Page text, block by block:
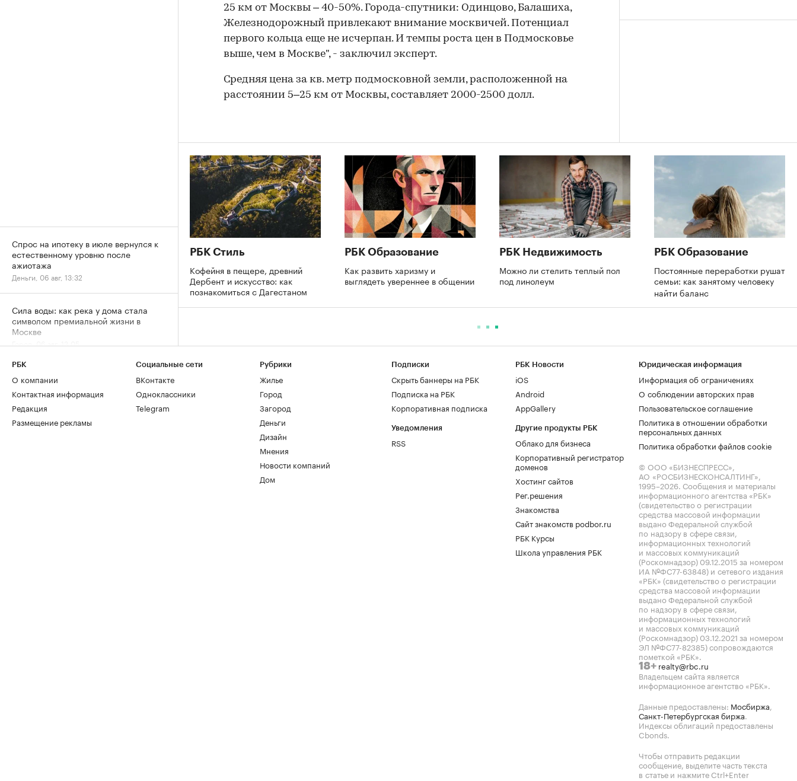
25 км от Москвы – 40-50%. Города-спутники: Одинцово, Балашиха,
Железнодорожный привлекают внимание москвичей. Потенциал
первого кольца еще не исчерпан. И темпы роста цен в Подмосковье
выше, чем в Москве", - заключил эксперт.
Средняя цена за кв. метр подмосковной земли, расположенной на
расстоянии 5–25 км от Москвы, составляет 2000-2500 долл.
РБК Стиль
Кофейня в пещере, древний
Дербент и искусство: как
познакомиться с Дагестаном
РБК Образование
Как развить харизму и
выглядеть увереннее в общении
РБК Недвижимость
Можно ли стелить теплый пол
под линолеум
РБК Образование
Постоянные переработки рушат
семьи: как занятому человеку
найти баланс
Спрос на ипотеку в июле вернулся к
естественному уровню после
ажиотажа
Деньги, 06 авг, 13:32
Сила воды: как река у дома стала
символом премиальной жизни в
Москве
Город, 06 авг, 13:05
За 9 лет в Москве в кадастр внесли
более 500 новостроек по реновации
Город, 06 авг, 12:25
От каких материалов при ремонте
РБК
О компании
Контактная информация
Редакция
Размещение рекламы
Социальные сети
ВКонтакте
Одноклассники
Telegram
Рубрики
Жилье
Город
Загород
Деньги
Дизайн
Мнения
Новости компаний
Дом
Подписки
Скрыть баннеры на РБК
Подписка на РБК
Корпоративная подписка
Уведомления
RSS
РБК Новости
iOS
Android
AppGallery
Другие продукты РБК
Облако для бизнеса
Корпоративный регистратор
доменов
Хостинг сайтов
Рег.решения
Знакомства
Сайт знакомств podbor.ru
РБК Курсы
Школа управления РБК
Юридическая информация
Информация об ограничениях
О соблюдении авторских прав
Пользовательское соглашение
Политика в отношении обработки
персональных данных
Политика обработки файлов cookie
© ООО «БИЗНЕСПРЕСС»,
АО «РОСБИЗНЕСКОНСАЛТИНГ»,
1995–2026. Сообщения и материалы
информационного агентства «РБК»
(свидетельство о регистрации
средства массовой информации
выдано Федеральной службой
по надзору в сфере связи,
информационных технологий
и массовых коммуникаций
(Роскомнадзор) 09.12.2015 за номером
ИА №ФС77-63848) и сетевого издания
«РБК» (свидетельство о регистрации
средства массовой информации
выдано Федеральной службой
по надзору в сфере связи,
информационных технологий
и массовых коммуникаций
(Роскомнадзор) 03.12.2021 за номером
ЭЛ №ФС77-82385) сопровождаются
пометкой «РБК».
18+ realty@rbc.ru
Владельцем сайта является
информационное агентство «РБК».
Данные предоставлены: Мосбиржа,
Санкт-Петербургская биржа.
Индексы облигаций предоставлены
Cbonds.
Чтобы отправить редакции
сообщение, выделите часть текста
в статье и нажмите Ctrl+Enter